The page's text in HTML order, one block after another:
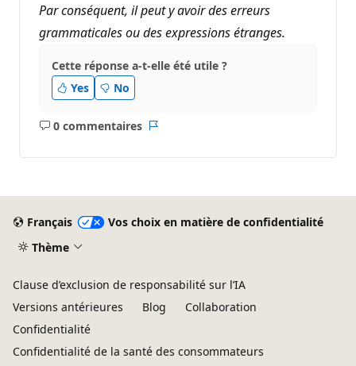
Par conséquent, il peut y avoir des erreurs
grammaticales ou des expressions étranges.
Cette réponse a-t-elle été utile ?
Yes
No
0 commentaires
Aucun
Français
Vos choix en matière de confidentialité
Thème
Clause d’exclusion de responsabilité sur l’IA
Versions antérieures
Blog
Collaboration
Confidentialité
Confidentialité de la santé des consommateurs